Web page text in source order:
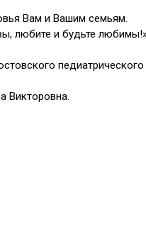
Вам и Вашим семьям.
любите и будьте
Викторовна.